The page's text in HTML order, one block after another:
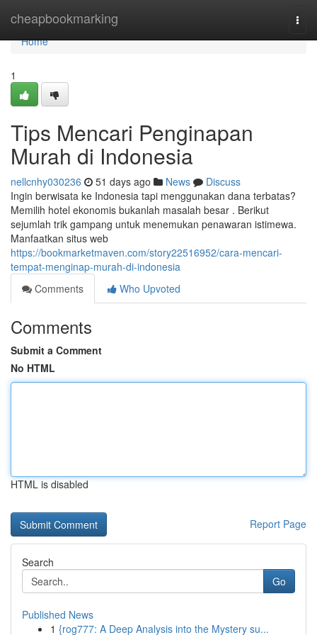
cheapbookmarking
Home
Home
1
Tips Mencari Penginapan
Murah di Indonesia
nellcnhy030236 51 days ago News
Discuss
Ingin berwisata ke Indonesia tapi menggunakan dana terbatas?
Memilih hotel ekonomis bukanlah masalah besar . Berikut
sejumlah trik gampang untuk menemukan penawaran istimewa.
Manfaatkan situs web
https://bookmarketmaven.com/story22516952/cara-mencari-
tempat-menginap-murah-di-indonesia
Comments
Who Upvoted
Comments
Submit a Comment
No HTML
HTML is disabled
Report Page
Search
Go
Published News
1 {rog777: A Deep Analysis into the Mystery su...